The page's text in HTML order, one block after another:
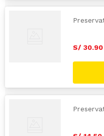
S/ 30.90